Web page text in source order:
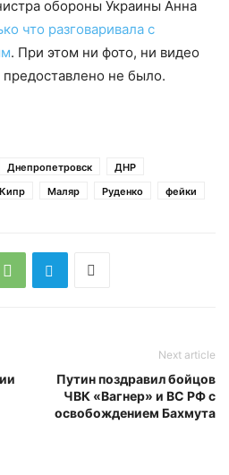
обороны Украины Анна
что разговаривала с
. При этом ни фото, ни видео
предоставлено не было.
Днепропетровск
ДНР
Кипр Маляр Руденко фейки
Next article
Путин поздравил бойцов
ЧВК «Вагнер» и ВС РФ с
освобождением Бахмута